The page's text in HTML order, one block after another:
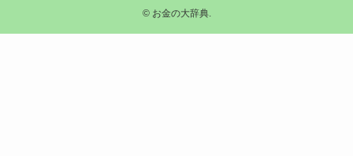
©お金の大辞典.